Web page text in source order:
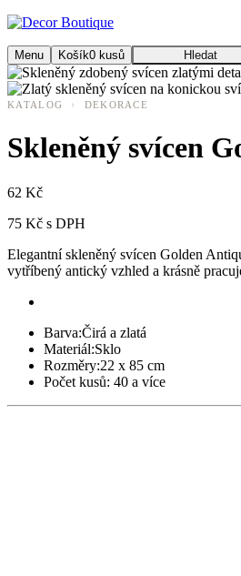
Menu Košík0 kusů Hledat
KATALOG › DEKORACE
Skleněný svícen
62 Kč
75 Kč s DPH
Elegantní skleněný svícen Golden
vytříbený antický vzhled a krásně
Barva:Čirá a zlatá
Materiál:Sklo
Rozměry:22 x 85 cm
Počet kusů: 40 a více